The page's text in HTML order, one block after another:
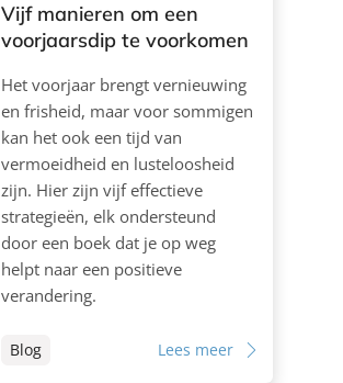
Vijf manieren om een
voorjaarsdip te voorkomen
Het voorjaar brengt vernieuwing
en frisheid, maar voor sommigen
kan het ook een tijd van
vermoeidheid en lusteloosheid
zijn. Hier zijn vijf effectieve
strategieën, elk ondersteund
door een boek dat je op weg
helpt naar een positieve
verandering.
Blog Lees meer